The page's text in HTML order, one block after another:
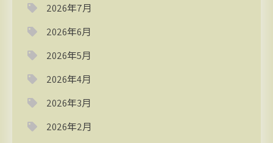
2026年7月
2026年6月
2026年5月
2026年4月
2026年3月
2026年2月